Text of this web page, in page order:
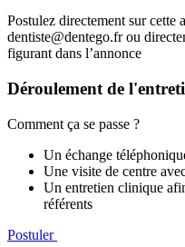
Postulez directement sur cette
dentiste@dentego.fr ou
figurant dans l’annonce
Déroulement de
Comment ça se passe ?
Un échange
Une visite de centre
Un entretien clinique
référents
Postuler